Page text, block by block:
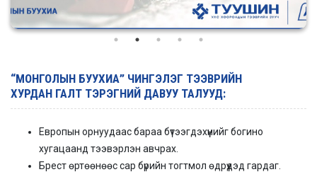
“МОНГОЛЫН БУУХИА” ЧИНГЭЛЭГ ТЭЭВРИЙН
ХУРДАН ГАЛТ ТЭРЭГНИЙ ДАВУУ ТАЛУУД:
Европын орнуудаас бараа бүтээгдэхүүнийг богино
хугацаанд тээвэрлэн авчрах.
Брест өртөөнөөс сар бүрийн тогтмол өдрүүдэд гардаг.